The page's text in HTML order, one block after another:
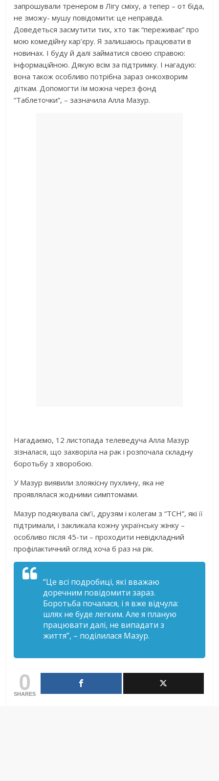
запрошували тренером в Лігу сміху, а тепер – от біда,
не зможу- мушу повідомити: це неправда.
Доведеться засмутити тих, хто так “переживає” про
мою комедійну кар’єру. Я залишаюсь працювати в
новинах. І буду й далі займатися своєю справою:
інформаційною. Дякую всім за підтримку. І нагадую:
вона також особливо потрібна зараз онкохворим
діткам. Допомогти їм можна через фонд
“Таблеточки”, – зазначила Алла Мазур.
Нагадаємо, 12 листопада телеведуча Алла Мазур
зізналася, що захворіла на рак і розпочала складну
боротьбу з хворобою.
У Мазур виявили злоякісну пухлину, яка не
проявлялася жодними симптомами.
Мазур подякувала сім’ї, друзям і колегам з “ТСН”, які її
підтримали, і закликала кожну українську жінку –
особливо після 45-ти – проходити невідкладний
профілактичний огляд хоча б раз на рік.
“Це всі подробиці, які вважаю
доречним повідомити зараз.
Боротьба почалася, і я вже відчула:
шлях не буде легким. Але я планую
працювати далі, не випадати з
життя”, – поділилася Мазур.
0
SHARES